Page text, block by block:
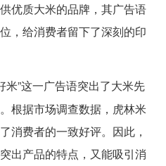
优质大米的品牌，其广告语
，给消费者留下了深刻的印
米”这一广告语突出了大米先
根据市场调查数据，虎林米
消费者的一致好评。因此，
出产品的特点，又能吸引消